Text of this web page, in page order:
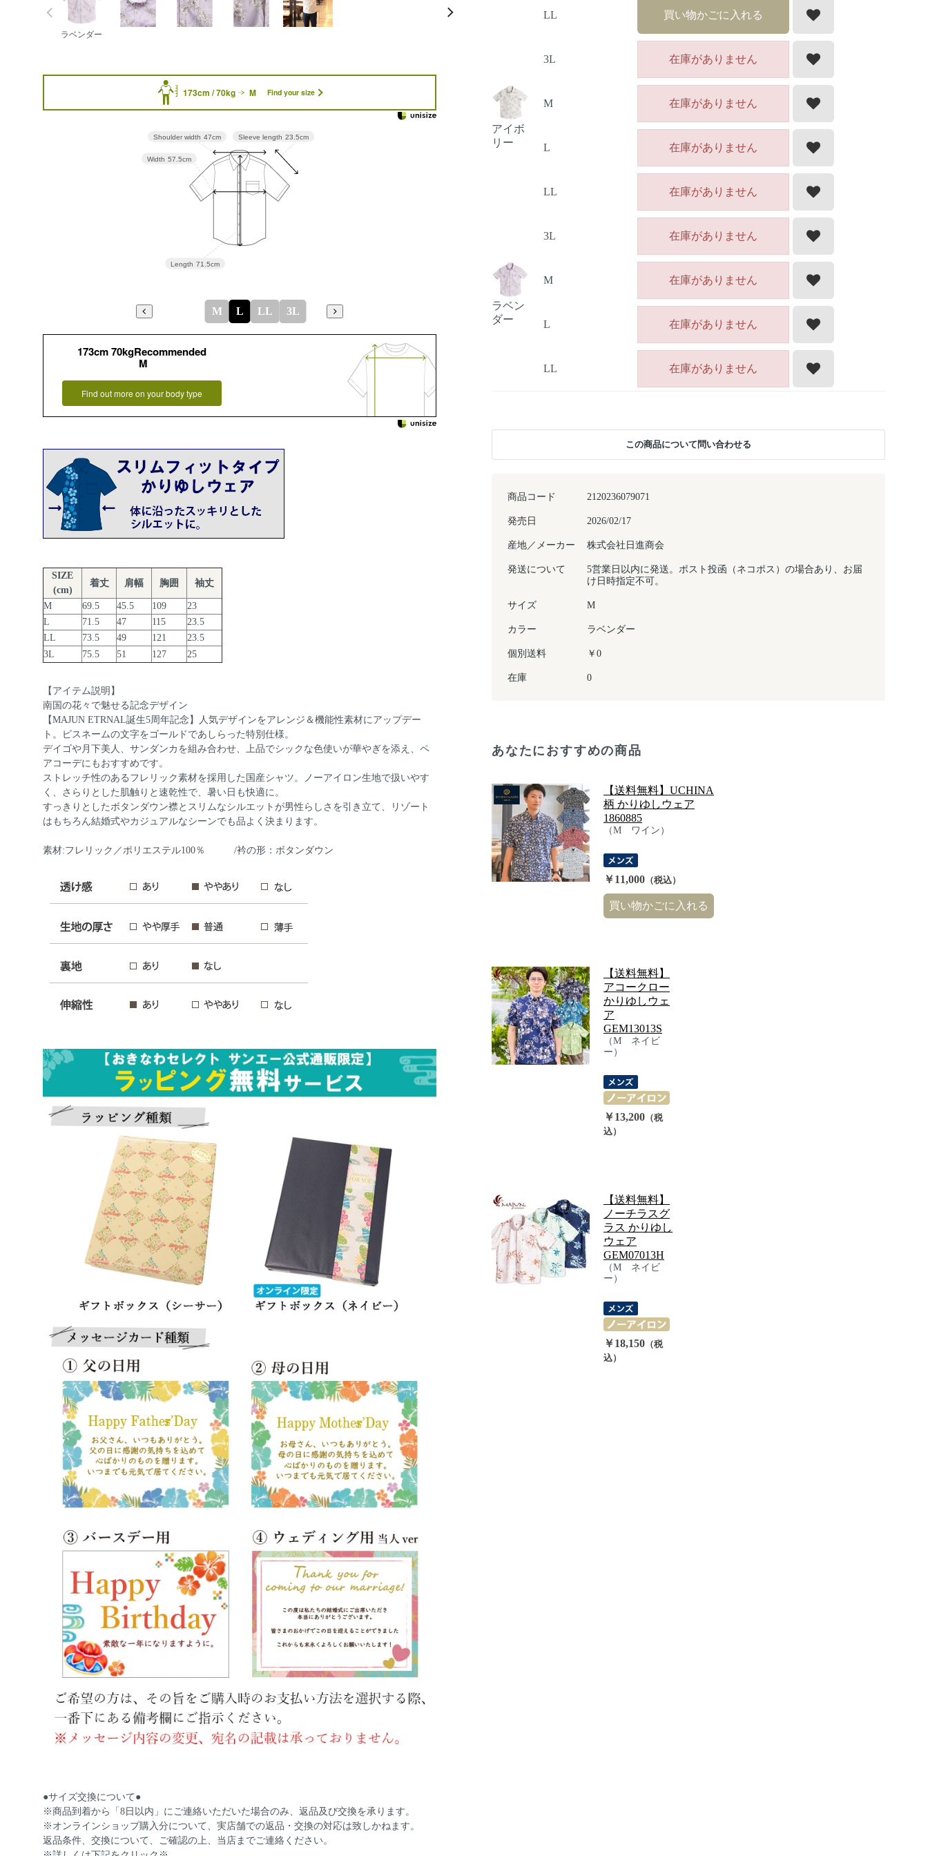
ラベンダー
173cm / 70kg M Find your size
Sleeve length 23.5cm
Length 71.5cm
Width 57.5cm
Shoulder width 47cm
M L LL 3L
173cm 70kgRecommended
M
Find out more on your body type
SIZE
(cm)
着丈 肩幅 胸囲 袖丈
M 69.5 45.5 109
23
L
71.5 47 115
23.5
LL
73.5 49 121
23.5
3L
75.5 51 127 25
【アイテム説明】
南国の花々で魅せる記念デザイン
【MAJUN ETRNAL誕生5周年記念】人気デザインをアレンジ＆機能性素材にアップデー
ト。ピスネームの文字をゴールドであしらった特別仕様。
デイゴや月下美人、サンダンカを組み合わせ、上品でシックな色使いが華やぎを添え、ペ
アコーデにもおすすめです。
ストレッチ性のあるフレリック素材を採用した国産シャツ。ノーアイロン生地で扱いやす
く、さらりとした肌触りと速乾性で、暑い日も快適に。
すっきりとしたボタンダウン襟とスリムなシルエットが男性らしさを引き立て、リゾート
はもちろん結婚式やカジュアルなシーンでも品よく決まります。
素材:フレリック／ポリエステル100％ /衿の形：ボタンダウン
●サイズ交換について●
※商品到着から「8日以内」にご連絡いただいた場合のみ、返品及び交換を承ります。
※オンラインショップ購入分について、実店舗での返品・交換の対応は致しかねます。
返品条件、交換について、ご確認の上、当店までご連絡ください。
商品コード 2120236079071
発売日 2026/02/17
産地／メーカー 株式会社日進商会
発送について
5営業日以内に発送。ポスト投函（ネコポス）の場合あり、お届
け日時指定不可。
サイズ M
カラー ラベンダー
個別送料 ￥0
在庫 0
LL 買い物かごに入れる
3L 在庫がありません
アイボ
リー
M 在庫がありません
L 在庫がありません
LL 在庫がありません
3L 在庫がありません
ラベン
ダー
M 在庫がありません
L 在庫がありません
LL 在庫がありません
あなたにおすすめの商品
【送料無料】UCHINA
柄 かりゆしウェア
1860885
（M ワイン）
￥11,000 （税込）
買い物かごに入れる
【送料無料】
アコークロー
かりゆしウェ
ア
GEM13013S
（M ネイビ
ー）
￥13,200 （税
込）
【送料無料】
ノーチラスグ
ラス かりゆし
ウェア
GEM07013H
（M ネイビ
ー）
￥18,150 （税
込）
この商品について問い合わせる